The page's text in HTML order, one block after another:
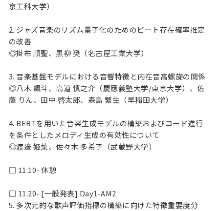
京工科大学）
2. ジャズ音楽のリズム量子化のためのビート存在確率推定
の改善
◎掛布 順聖、黒柳 奨（名古屋工業大学）
3. 音楽基盤モデルにおける音響特徴と内在音高螺旋の関係
◎八木 颯斗、高道 慎之介（慶應義塾大学/東京大学）、佐
藤 りん、田中 啓太郎、森島 繁生（早稲田大学）
4. BERTを用いた音楽生成モデルの構築およびコード進行
を条件としたメロディ生成の有効性について
◎渡邊 姫菜、佐々木 多希子（武蔵野大学）
□ 11:10- 休憩
□ 11:20- [一般発表] Day1-AM2
5. 多次元的な歌声評価指標の構築に向けた特徴重要度分